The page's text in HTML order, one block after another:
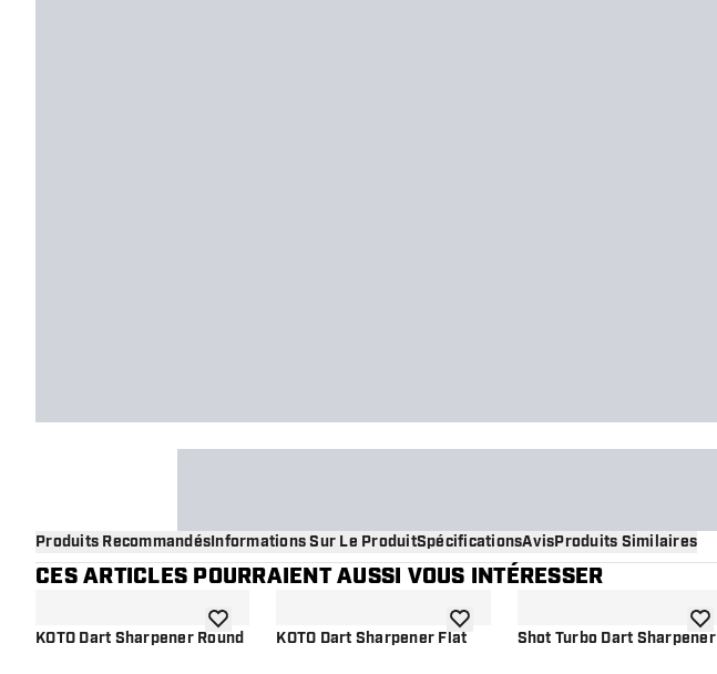
Produits RecommandésInformations Sur Le ProduitSpécificationsAvisProduits Similaires
CES ARTICLES POURRAIENT AUSSI VOUS INTÉRESSER
KOTO Dart Sharpener Roundajouter à la liste de souhaits
KOTO Dart Sharpener Flatajouter à la liste de souhaits
Shot Turbo Dart Sharpener